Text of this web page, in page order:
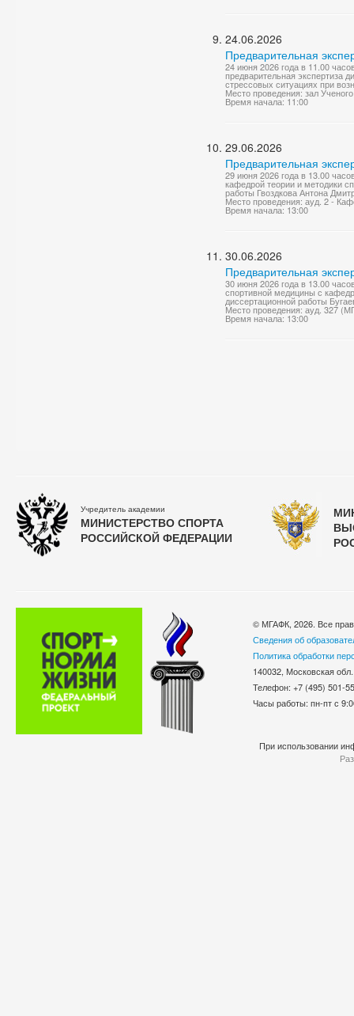
24.06.2026
Предварительная
24 июня 2026 года в 11.00
предварительная экспертиза
стрессовых ситуациях при
Место проведения: зал
Время начала: 11:00
29.06.2026
Предварительная
29 июня 2026 года в 13.00
кафедрой теории и методики
работы Гвоздкова Антона
Место проведения: ауд. 2 -
Время начала: 13:00
30.06.2026
Предварительная
30 июня 2026 года в 13.00
спортивной медицины с
диссертационной работы
Место проведения: ауд. 327
Время начала: 13:00
Учредитель академии
МИНИСТЕРСТВО СПОРТА
РОССИЙСКОЙ ФЕДЕРАЦИИ
© МГАФК, 2026. Все
Сведения об
Политика обработки
140032, Московская
Телефон: +7 (495)
Часы работы: пн-пт с
При использовании